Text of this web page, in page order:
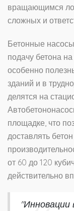
вращающимся
сложных и
Бетонные
подачу бетона
особенно
зданий и в
делятся на
площадке, что
доставлять
от 60 до 120
действительно